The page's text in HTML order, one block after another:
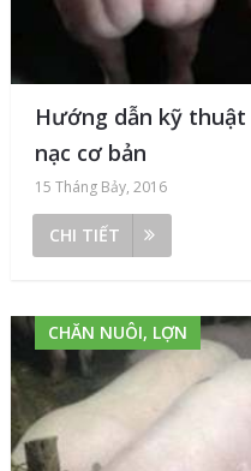
Hướng dẫn kỹ
nạc cơ bản
15 Tháng Bảy, 2016
CHI TIẾT
CHĂN NUÔI, LỢN